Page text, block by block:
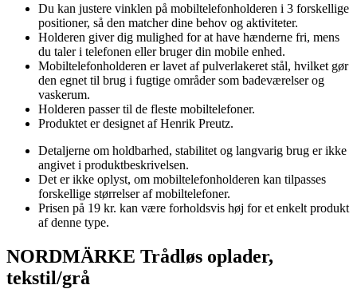
Du kan justere vinklen på mobiltelefonholderen i 3 forskellige
positioner, så den matcher dine behov og aktiviteter.
Holderen giver dig mulighed for at have hænderne fri, mens
du taler i telefonen eller bruger din mobile enhed.
Mobiltelefonholderen er lavet af pulverlakeret stål, hvilket gør
den egnet til brug i fugtige områder som badeværelser og
vaskerum.
Holderen passer til de fleste mobiltelefoner.
Produktet er designet af Henrik Preutz.
Detaljerne om holdbarhed, stabilitet og langvarig brug er ikke
angivet i produktbeskrivelsen.
Det er ikke oplyst, om mobiltelefonholderen kan tilpasses
forskellige størrelser af mobiltelefoner.
Prisen på 19 kr. kan være forholdsvis høj for et enkelt produkt
af denne type.
NORDMÄRKE Trådløs oplader,
tekstil/grå